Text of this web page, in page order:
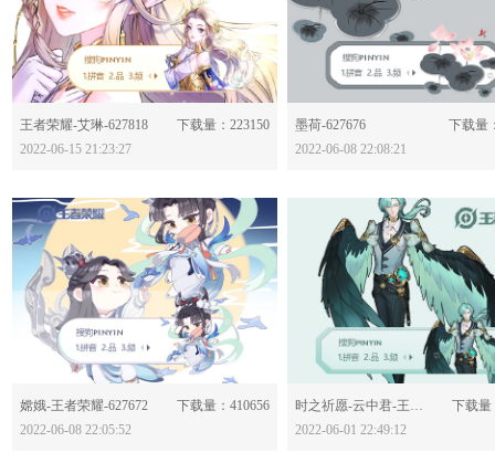
分享：
王者荣耀-艾琳-627818
下载量：223150
2022-06-15 21:23:27
墨荷-627676
下载量
2022-06-08 22:08:21
分享：
嫦娥-王者荣耀-627672
下载量：410656
2022-06-08 22:05:52
分享：
时之祈愿-云中君-王者荣耀-627507
下载量
2022-06-01 22:49:12